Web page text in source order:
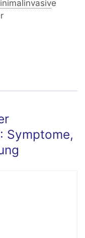
e
Wie erkennt
Symptome,